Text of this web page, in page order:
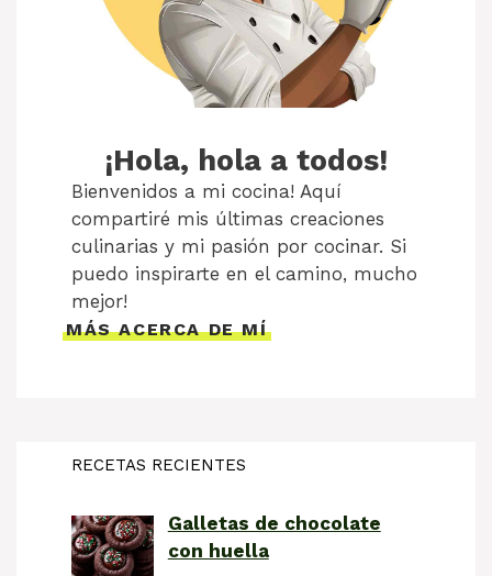
¡Hola, hola a todos!
Bienvenidos a mi cocina! Aquí
compartiré mis últimas creaciones
culinarias y mi pasión por cocinar. Si
puedo inspirarte en el camino, mucho
mejor!
MÁS ACERCA DE MÍ
RECETAS RECIENTES
Galletas de chocolate
con huella